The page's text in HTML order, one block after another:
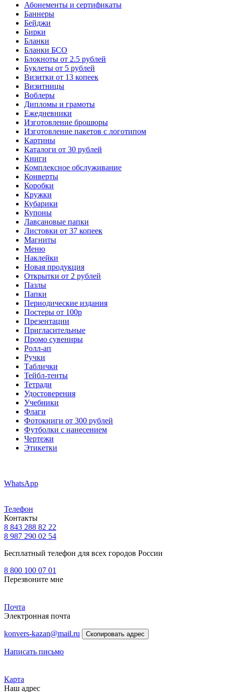
Абонементы и сертификаты
Баннеры
Бейджи
Бирки
Бланки
Бланки БСО
Блокноты от 2.5 рублей
Буклеты от 5 рублей
Визитки от 13 копеек
Визитницы
Воблеры
Дипломы и грамоты
Ежедневники
Изготовление брошюры
Изготовление пакетов с логотипом
Картины
Каталоги от 30 рублей
Книги
Комплексное обслуживание
Конверты
Коробки
Кружки
Кубарики
Купоны
Лавсановые папки
Листовки от 37 копеек
Магниты
Меню
Наклейки
Новая продукция
Открытки от 2 рублей
Пазлы
Папки
Периодические издания
Постеры от 100р
Презентации
Пригласительные
Промо сувениры
Ролл-ап
Ручки
Таблички
Тейбл-тенты
Тетради
Удостоверения
Учебники
Флаги
Фотокниги от 300 рублей
Футболки с нанесением
Чертежи
Этикетки
WhatsApp
Телефон
Контакты
8 843 288 82 22
8 987 290 02 54
Бесплатный телефон для всех городов России
8 800 100 07 01
Перезвоните мне
Почта
Электронная почта
konvers-kazan@mail.ru Скопировать адрес
Написать письмо
Карта
Наш адрес